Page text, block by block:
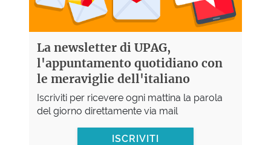
La newsletter di UPAG,
l'appuntamento quotidiano con
le meraviglie dell'italiano
Iscriviti per ricevere ogni mattina la parola
del giorno direttamente via mail
ISCRIVITI